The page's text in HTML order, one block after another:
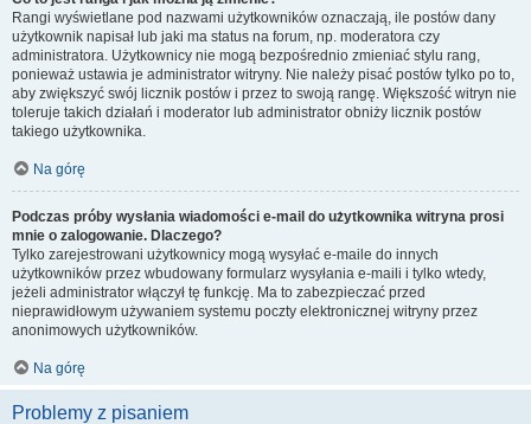
Rangi wyświetlane pod nazwami użytkowników oznaczają, ile postów dany
użytkownik napisał lub jaki ma status na forum, np. moderatora czy
administratora. Użytkownicy nie mogą bezpośrednio zmieniać stylu rang,
ponieważ ustawia je administrator witryny. Nie należy pisać postów tylko po to,
aby zwiększyć swój licznik postów i przez to swoją rangę. Większość witryn nie
toleruje takich działań i moderator lub administrator obniży licznik postów
takiego użytkownika.
Na górę
Podczas próby wysłania wiadomości e-mail do użytkownika witryna prosi
mnie o zalogowanie. Dlaczego?
Tylko zarejestrowani użytkownicy mogą wysyłać e-maile do innych
użytkowników przez wbudowany formularz wysyłania e-maili i tylko wtedy,
jeżeli administrator włączył tę funkcję. Ma to zabezpieczać przed
nieprawidłowym używaniem systemu poczty elektronicznej witryny przez
anonimowych użytkowników.
Na górę
Problemy z pisaniem